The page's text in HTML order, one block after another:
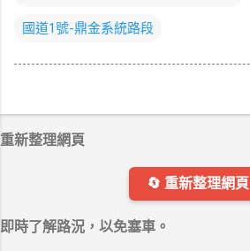
國道1號-鼎金系統路段
重新整理網頁
🔄 重新整理網頁
即時了解路況，以免塞車。